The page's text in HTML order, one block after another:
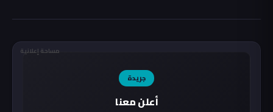
مساحة إعلانية
جريدة
أعلن معنا